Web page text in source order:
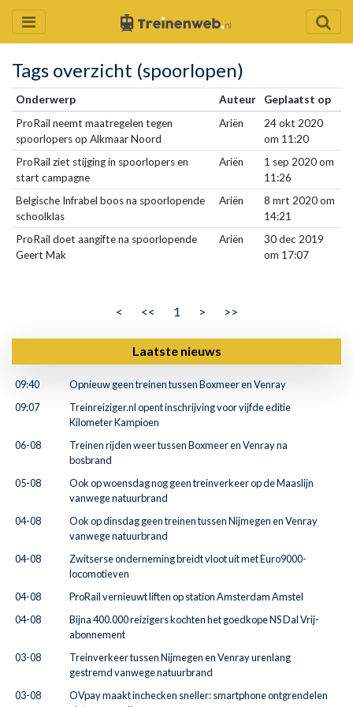
Tags overzicht (spoorlopen)
Onderwerp Auteur
Geplaatst op
ProRail neemt maatregelen tegen
spoorlopers op Alkmaar Noord
Ariën
24 okt 2020
om 11:20
ProRail ziet stijging in spoorlopers en
start campagne
Ariën
1 sep 2020 om
11:26
Belgische Infrabel boos na spoorlopende
schoolklas
Ariën
8 mrt 2020 om
14:21
ProRail doet aangifte na spoorlopende
Geert Mak
Ariën
30 dec 2019
om 17:07
< << 1 > >>
Laatste nieuws
09:40
Opnieuw geen treinen tussen Boxmeer en Venray
09:07
Treinreiziger.nl opent inschrijving voor vijfde editie
Kilometer Kampioen
06-08
Treinen rijden weer tussen Boxmeer en Venray na
bosbrand
05-08
Ook op woensdag nog geen treinverkeer op de Maaslijn
vanwege natuurbrand
04-08
Ook op dinsdag geen treinen tussen Nijmegen en Venray
vanwege natuurbrand
04-08
Zwitserse onderneming breidt vloot uit met Euro9000-
locomotieven
04-08
ProRail vernieuwt liften op station Amsterdam Amstel
04-08
Bijna 400.000 reizigers kochten het goedkope NS Dal Vrij-
abonnement
03-08
Treinverkeer tussen Nijmegen en Venray urenlang
gestremd vanwege natuurbrand
03-08
OVpay maakt inchecken sneller: smartphone ontgrendelen